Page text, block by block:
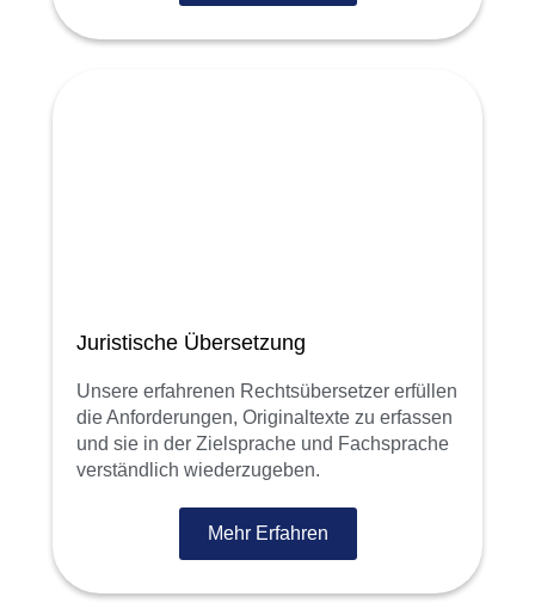
Juristische Übersetzung
Unsere erfahrenen Rechtsübersetzer erfüllen
die Anforderungen, Originaltexte zu erfassen
und sie in der Zielsprache und Fachsprache
verständlich wiederzugeben.
Mehr Erfahren